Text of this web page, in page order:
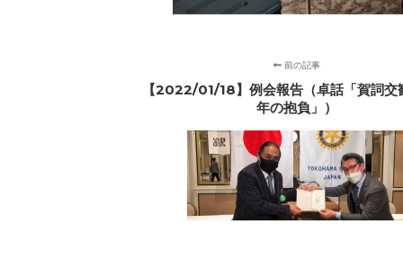
前の記事
【2022/01/18】例会報告（卓話「賀詞交
年の抱負」）